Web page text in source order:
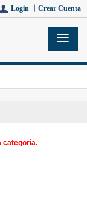
Login 丨 Crear Cuenta
categoría.